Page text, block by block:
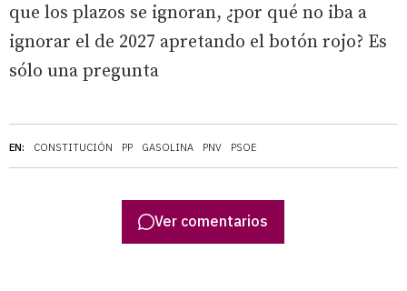
EN: CONSTITUCIÓN PP GASOLINA PNV PSOE
que los plazos se ignoran, ¿por qué no iba a
ignorar el de 2027 apretando el botón rojo? Es
sólo una pregunta
Ver comentarios